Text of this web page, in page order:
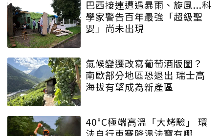
巴西接連遭遇暴雨、旋風...科
學家警告百年最強「超級聖
嬰」尚未出現
氣候變遷改寫葡萄酒版圖？
南歐部分地區恐退出 瑞士高
海拔有望成為新產區
40°C極端高溫「大烤驗」 環
法自行車賽降溫法寶有哪